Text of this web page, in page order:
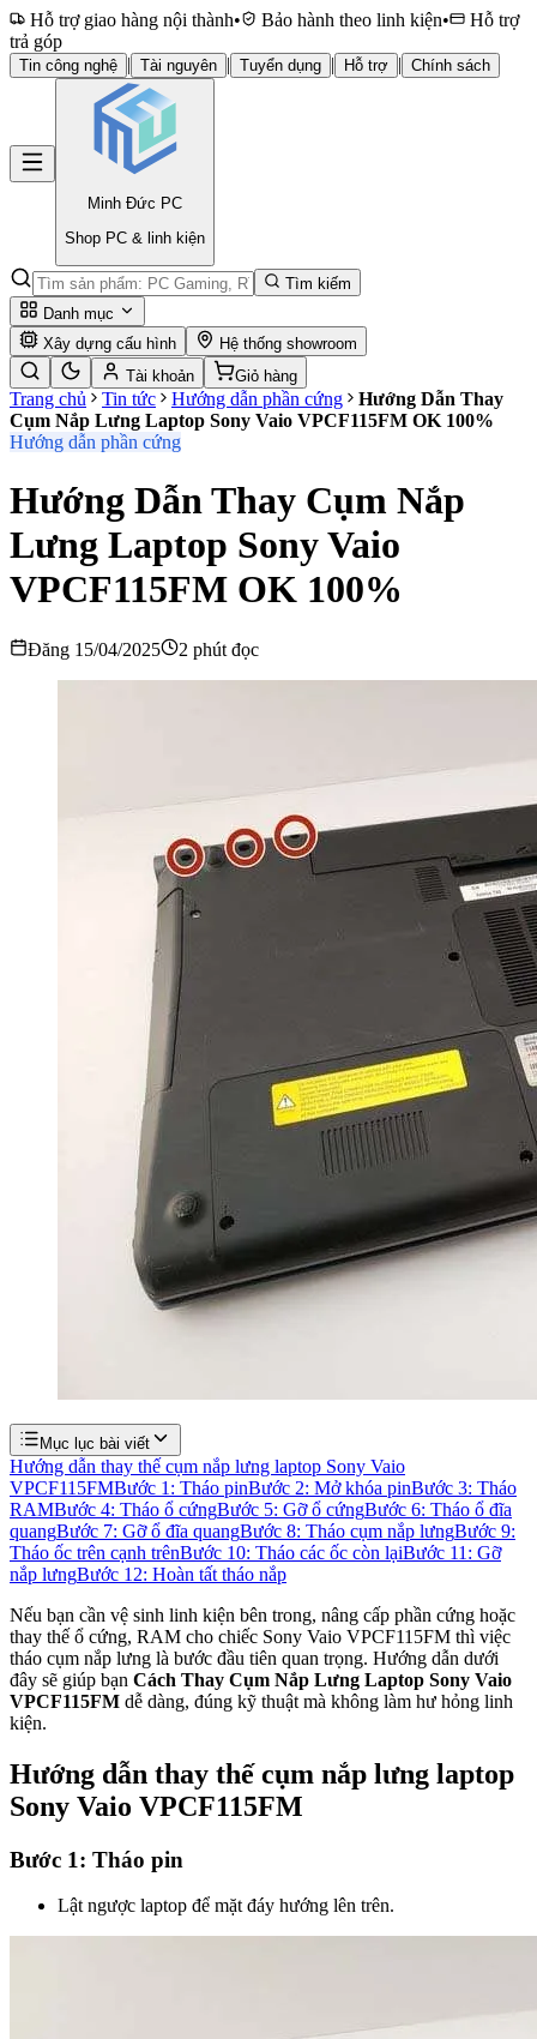
Hỗ trợ giao hàng nội thành• Bảo hành theo linh kiện•
Hỗ trợ
trả góp
Tin công nghệ | Tài nguyên | Tuyển dụng | Hỗ trợ | Chính sách
Minh Đức PC
Shop PC & linh kiện
Tìm kiếm
Danh mục
Xây dựng cấu hình
Hệ thống showroom
Tài khoản
Giỏ hàng
Trang chủ Tin tức Hướng dẫn phần cứng
Hướng Dẫn Thay
Cụm Nắp Lưng Laptop Sony Vaio VPCF115FM OK 100%
Hướng dẫn phần cứng
Hướng Dẫn Thay Cụm Nắp
Lưng Laptop Sony Vaio
VPCF115FM OK 100%
Đăng 15/04/2025 2 phút đọc
Mục lục bài viết
Hướng dẫn thay thế cụm nắp lưng laptop Sony Vaio
VPCF115FMBước 1: Tháo pinBước 2: Mở khóa pinBước 3: Tháo
RAMBước 4: Tháo ổ cứngBước 5: Gỡ ổ cứngBước 6: Tháo ổ đĩa
quangBước 7: Gỡ ổ đĩa quangBước 8: Tháo cụm nắp lưngBước 9:
Tháo ốc trên cạnh trênBước 10: Tháo các ốc còn lạiBước 11: Gỡ
nắp lưngBước 12: Hoàn tất tháo nắp
Nếu bạn cần vệ sinh linh kiện bên trong, nâng cấp phần cứng hoặc
thay thế ổ cứng, RAM cho chiếc Sony Vaio VPCF115FM thì việc
tháo cụm nắp lưng là bước đầu tiên quan trọng. Hướng dẫn dưới
đây sẽ giúp bạn Cách Thay Cụm Nắp Lưng Laptop Sony Vaio
VPCF115FM dễ dàng, đúng kỹ thuật mà không làm hư hỏng linh
kiện.
Hướng dẫn thay thế cụm nắp lưng laptop
Sony Vaio VPCF115FM
Bước 1: Tháo pin
Lật ngược laptop để mặt đáy hướng lên trên.